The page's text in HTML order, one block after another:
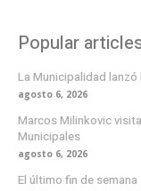
Popular
La Municipalidad lanzó
agosto 6, 2026
Marcos Milinkovic
Municipales
agosto 6, 2026
El último fin de